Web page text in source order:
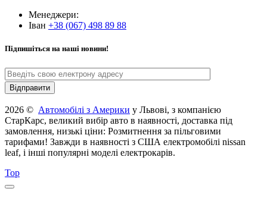
Менеджери:
Іван +38 (067) 498 89 88
Підпишіться на наші новини!
2026 © Автомобілі з Америки у Львові, з компанією
СтарКарс, великий вибір авто в наявності, доставка під
замовлення, низькі ціни: Розмитнення за пільговими
тарифами! Завжди в наявності з США електромобілі nissan
leaf, і інші популярні моделі електрокарів.
Top